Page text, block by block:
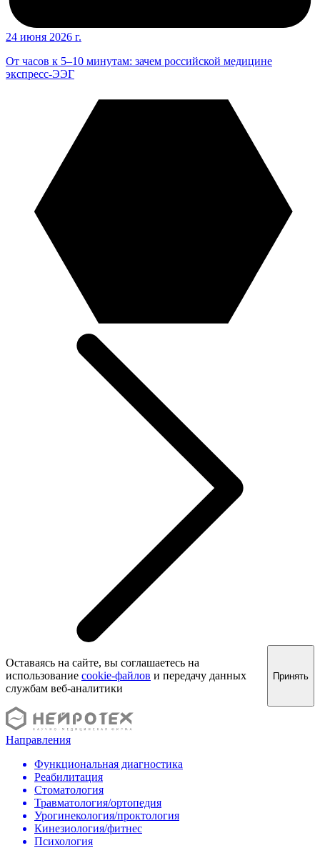
24 июня 2026 г.
От часов к 5–10 минутам: зачем российской медицине
экспресс-ЭЭГ
Оставаясь на сайте, вы соглашаетесь на
использование cookie-файлов и передачу данных
службам веб-аналитики
Принять
Направления
Функциональная диагностика
Реабилитация
Стоматология
Травматология/ортопедия
Урогинекология/проктология
Кинезиология/фитнес
Психология